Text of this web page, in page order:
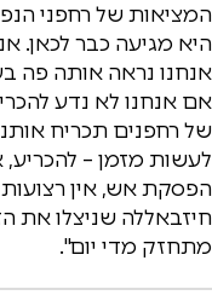
המציאות של רחפני
היא מגיעה כבר לכאן.
אנחנו נראה אותה פה
אם אנחנו לא נדע
של רחפנים תכריח
לעשות מזמן – להכריע,
הפסקת אש, אין רצועות
חיזבאללה שניצלו את
מתחזק מדי יום".